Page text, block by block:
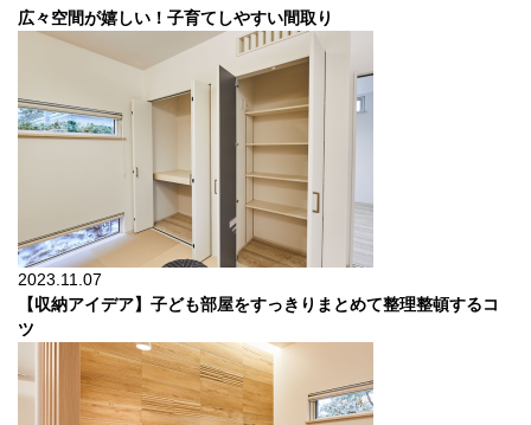
広々空間が嬉しい！子育てしやすい間取り
2023.11.07
【収納アイデア】子ども部屋をすっきりまとめて整理整頓するコ
ツ